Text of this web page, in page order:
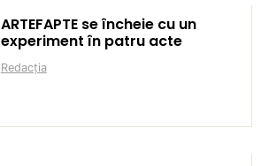
ARTEFAPTE se încheie cu un
experiment în patru acte
Redacția